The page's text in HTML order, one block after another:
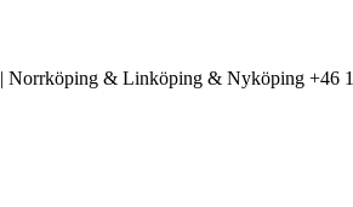
| Norrköping & Linköping & Nyköping +46